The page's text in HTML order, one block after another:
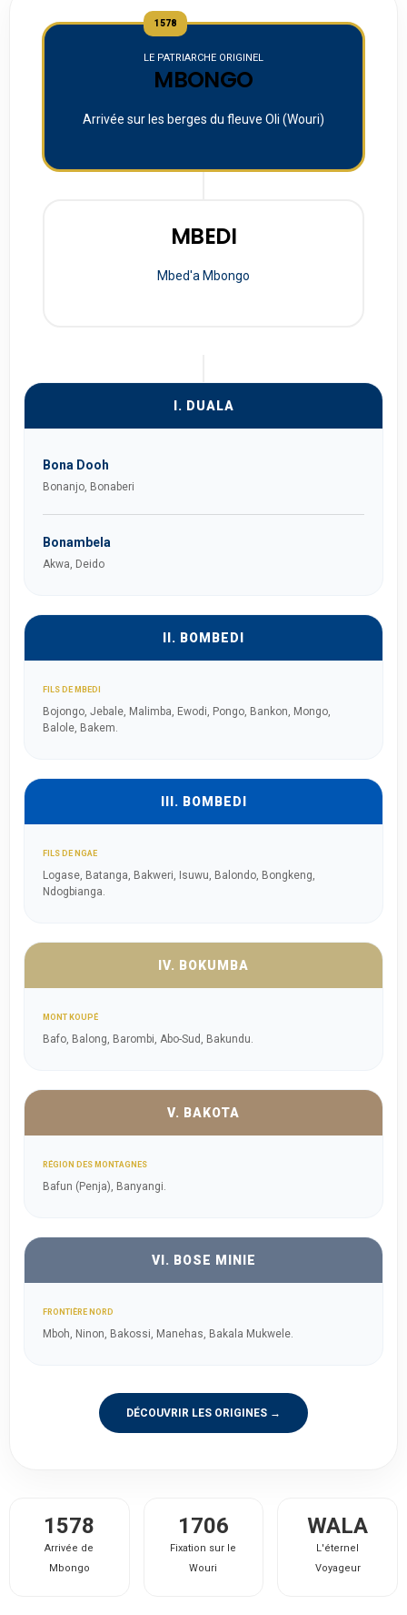
1578
LE PATRIARCHE ORIGINEL
MBONGO
Arrivée sur les berges du fleuve Oli (Wouri)
MBEDI
Mbed'a Mbongo
I. DUALA
Bona Dooh
Bonanjo, Bonaberi
Bonambela
Akwa, Deido
II. BOMBEDI
FILS DE MBEDI
Bojongo, Jebale, Malimba, Ewodi, Pongo, Bankon, Mongo,
Balole, Bakem.
III. BOMBEDI
FILS DE NGAE
Logase, Batanga, Bakweri, Isuwu, Balondo, Bongkeng,
Ndogbianga.
IV. BOKUMBA
MONT KOUPÉ
Bafo, Balong, Barombi, Abo-Sud, Bakundu.
V. BAKOTA
RÉGION DES MONTAGNES
Bafun (Penja), Banyangi.
VI. BOSE MINIE
FRONTIÈRE NORD
Mboh, Ninon, Bakossi, Manehas, Bakala Mukwele.
DÉCOUVRIR LES ORIGINES →
1578
Arrivée de
Mbongo
1706
Fixation sur le
Wouri
WALA
L'éternel
Voyageur